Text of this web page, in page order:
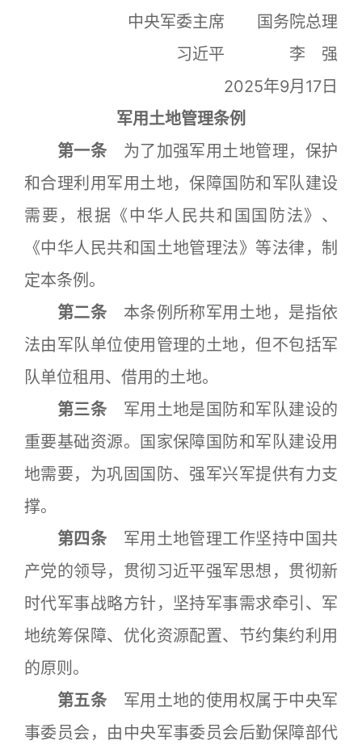
中央军委主席 国务院总理
习近平 李 强
2025年9月17日
军用土地管理条例
第一条 为了加强军用土地管理，保护
和合理利用军用土地，保障国防和军队建设
需要，根据《中华人民共和国国防法》、
《中华人民共和国土地管理法》等法律，制
定本条例。
第二条 本条例所称军用土地，是指依
法由军队单位使用管理的土地，但不包括军
队单位租用、借用的土地。
第三条 军用土地是国防和军队建设的
重要基础资源。国家保障国防和军队建设用
地需要，为巩固国防、强军兴军提供有力支
撑。
第四条 军用土地管理工作坚持中国共
产党的领导，贯彻习近平强军思想，贯彻新
时代军事战略方针，坚持军事需求牵引、军
地统筹保障、优化资源配置、节约集约利用
的原则。
第五条 军用土地的使用权属于中央军
事委员会，由中央军事委员会后勤保障部代